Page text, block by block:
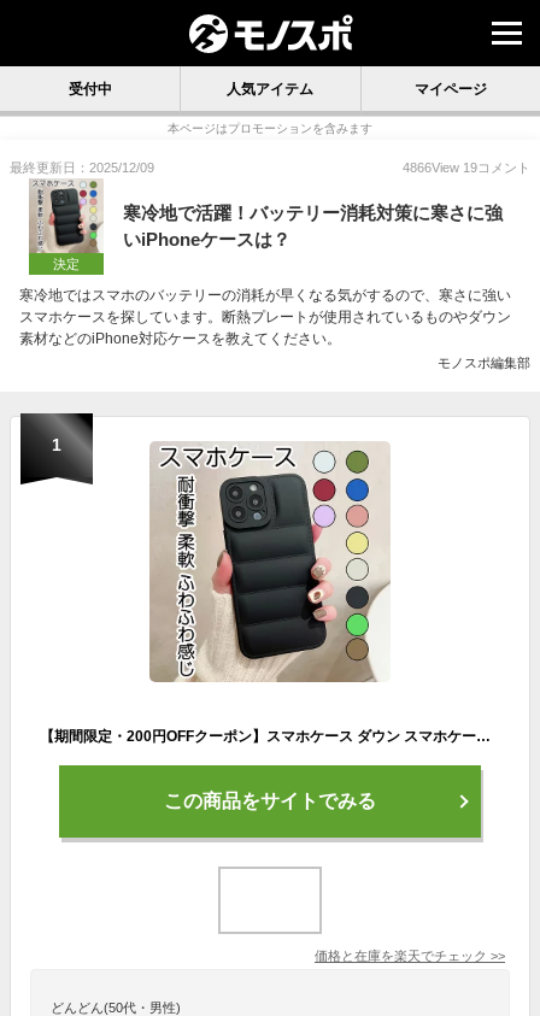
受付中 人気アイテム マイページ
本ページはプロモーションを含みます
最終更新日：2025/12/09 4866View 19コメント
決定
寒冷地で活躍！バッテリー消耗対策に寒さに強
いiPhoneケースは？
寒冷地ではスマホのバッテリーの消耗が早くなる気がするので、寒さに強い
スマホケースを探しています。断熱プレートが使用されているものやダウン
素材などのiPhone対応ケースを教えてください。
モノスポ編集部
1
【期間限定・200円OFFクーポン】スマホケース ダウン スマホケース 柔軟 ふわふわ感じ かわいい オシャレ カバー 韓国全機種対応 iPhone13 ケース iPhone 13ProMAX iPhone 13Pro iPhone 13 iPhone 12ProMAX iPhone 12 iPhone 11ProMAX iPhone 11 iPhone 11Pro iPhone XS MAX
この商品をサイトでみる
価格と在庫を楽天でチェック >>
どんどん(50代・男性)